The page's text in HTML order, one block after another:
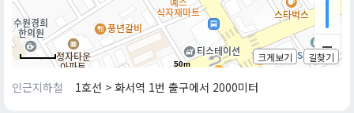
50m
크게보기 길찾기
인근지하철 1호선 > 화서역 1번 출구에서 2000미터